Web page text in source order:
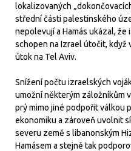
lokalizovaných
střední části palestinského
nepolevují a Hamás ukázal,
schopen na Izrael útočit, když
útok na Tel Aviv.
Snížení počtu izraelských
umožní některým záložníkům
prý mimo jiné podpořit válkou
ekonomiku a zároveň uvolnit
severu země s libanonským
Hamásem a stejně tak